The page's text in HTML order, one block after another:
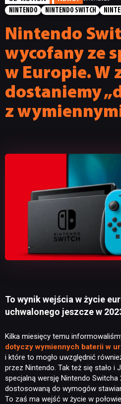
NINTENDO
NINTENDO SWITCH
Nintendo
wycofany ze
w Europie. W
dostaniemy
z
To wynik wejścia w życie
uchwalonego jeszcze w
Kilka miesięcy temu
dotyczy wymiennych baterii w
i które to mogło uwzględnić
przez Nintendo. Tak też się stało i
specjalną wersję Nintendo
dostosowaną do wymogów
To zaś ma wejść w życie w